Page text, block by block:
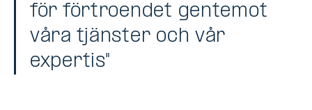
för förtroendet gentemot
våra tjänster och vår
expertis"